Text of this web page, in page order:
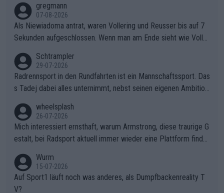
gregmann
07-08-2026
Als Niewiadoma antrat, waren Vollering und Reusser bis auf 7
Sekunden aufgeschlossen. Wenn man am Ende sieht wie Voller
ering die 7 Sekunden zu Niewiadoma nicht geschlossen hat un
d den Abstand hat anwachsen lassen. Ein schwerer taktischer
Fehler, der den Tour Sieg kosten wird.Diese Beobachtung trifft
Zögerlichkeit von Demi Vollering in diesem Moment war das e
ntscheidende Puzzleteil, das Katarzyna Niewiadoma die Tür z
um Gelben Trikot geöffnet hat.Das taktische Dilemma am Mon
t VentouxDie psychologische Falle: Vollering spekulierte in die
ser Phase darauf, dass Marlen Reusser im Gelben Trikot die N
achführarbeit leistet, um ihre Gesamtführung zu verteidigen.De
r Pokereinsatz: Anstatt die verbleibenden 7 Sekunden sofort s
Schtrampler
29-07-2026
Radrennsport in den Rundfahrten ist ein Mannschaftssport. Das
s Tadej dabei alles unternimmt, nebst seinen eigenen Ambition
ganze Team auch mental stark zu machen und konkret am Erf
olg teilzuhaben, ist ihm ganz hoch anzurechnen. Das ist ein Zei
chen weit über den Radsport hinaus.
wheelsplash
26-07-2026
Mich interessiert ernsthaft, warum Armstrong, diese traurige G
estalt, bei Radsport aktuell immer wieder eine Plattform finde
Wurm
15-07-2026
Auf Sport1 läuft noch was anderes, als Dumpfbackenreality T
V?